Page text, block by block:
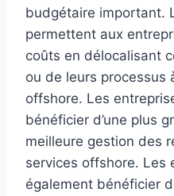
budgétaire important.
permettent aux
coûts en délocalisant
ou de leurs processus
offshore. Les
bénéficier d’une plus
meilleure gestion des
services offshore. Les
également bénéficier